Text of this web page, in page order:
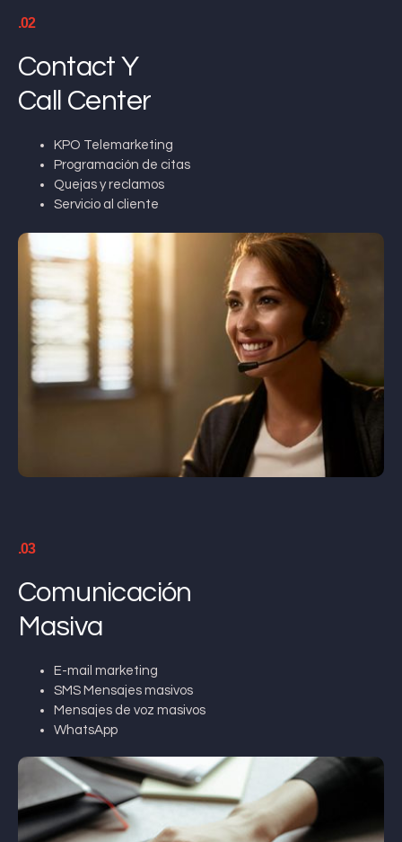
.02
Contact Y
Call Center
KPO Telemarketing
Programación de citas
Quejas y reclamos
Servicio al cliente
.03
Comunicación
Masiva
E-mail marketing
SMS Mensajes masivos
Mensajes de voz masivos
WhatsApp